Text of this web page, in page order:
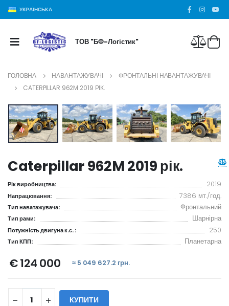
УКРАЇНСЬКА
ТОВ "БФ-Логістик"
ГОЛОВНА НАВАНТАЖУВАЧІ
ФРОНТАЛЬНІ НАВАНТАЖУВАЧІ
CATERPILLAR 962M 2019 РІК.
Caterpillar 962M 2019 рік.
Рік виробництва: 2019
Напрацювання: 7386 мт./год.
Тип наватажувача: Фронтальний
Тип рами: Шарнірна
Потужність двигуна к.с. : 250
Тип КПП: Планетарна
€ 124 000 ≈ 5 049 627.2 грн.
КУПИТИ